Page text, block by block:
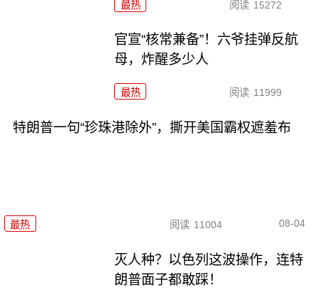
最热 阅读 15272
官宣“核常兼备”！六爷挂弹反航
母，炸醒多少人
最热 阅读 11999
特朗普一句“珍珠港除外”，撕开美国霸权遮羞布
最热 阅读 11004 08-04
灭人种？以色列这波操作，连特
朗普面子都敢踩！